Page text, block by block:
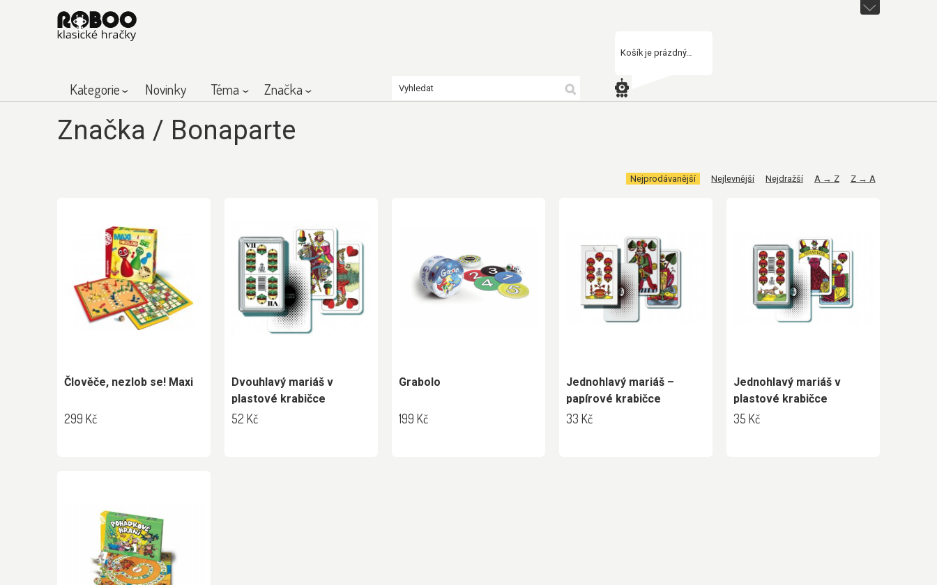
Košík je prázdný…
Kategorie Novinky Téma Značka
Značka / Bonaparte
Nejprodávanější Nejlevnější Nejdražší A → Z Z → A
Člověče, nezlob se! Maxi
299 Kč
Dvouhlavý mariáš v
plastové krabičce
52 Kč
Grabolo
199 Kč
Jednohlavý mariáš –
papírové krabičce
33 Kč
Jednohlavý mariáš v
plastové krabičce
35 Kč